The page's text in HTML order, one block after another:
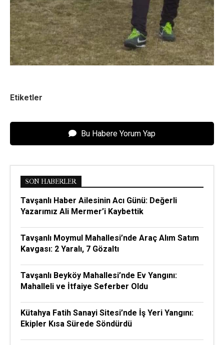
Etiketler
Bu Habere Yorum Yap
SON HABERLER
Tavşanlı Haber Ailesinin Acı Günü: Değerli
Yazarımız Ali Mermer’i Kaybettik
Tavşanlı Moymul Mahallesi’nde Araç Alım Satım
Kavgası: 2 Yaralı, 7 Gözaltı
Tavşanlı Beyköy Mahallesi’nde Ev Yangını:
Mahalleli ve İtfaiye Seferber Oldu
Kütahya Fatih Sanayi Sitesi’nde İş Yeri Yangını:
Ekipler Kısa Sürede Söndürdü